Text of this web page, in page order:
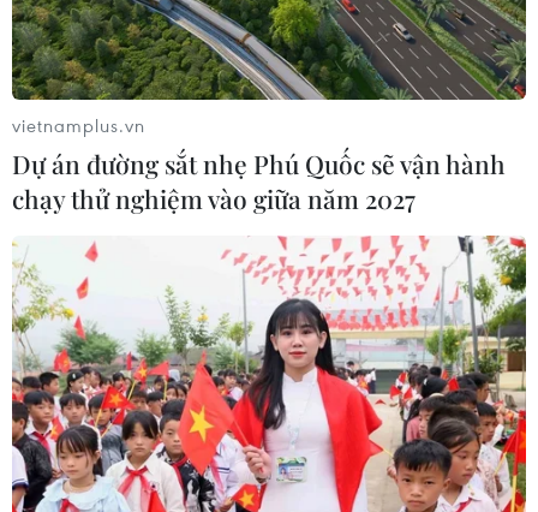
vietnamplus.vn
Dự án đường sắt nhẹ Phú Quốc sẽ vận hành
chạy thử nghiệm vào giữa năm 2027